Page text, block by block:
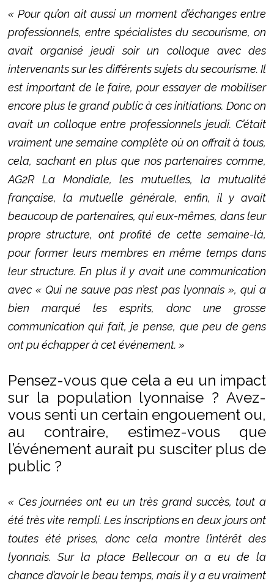
« Pour qu’on ait aussi un moment d’échanges entre
professionnels, entre spécialistes du secourisme, on
avait organisé jeudi soir un colloque avec des
intervenants sur les différents sujets du secourisme. Il
est important de le faire, pour essayer de mobiliser
encore plus le grand public à ces initiations. Donc on
avait un colloque entre professionnels jeudi. C’était
vraiment une semaine complète où on offrait à tous,
cela, sachant en plus que nos partenaires comme,
AG2R La Mondiale, les mutuelles, la mutualité
française, la mutuelle générale, enfin, il y avait
beaucoup de partenaires, qui eux-mêmes, dans leur
propre structure, ont profité de cette semaine-là,
pour former leurs membres en même temps dans
leur structure. En plus il y avait une communication
avec « Qui ne sauve pas n’est pas lyonnais », qui a
bien marqué les esprits, donc une grosse
communication qui fait, je pense, que peu de gens
ont pu échapper à cet événement. »
Pensez-vous que cela a eu un impact
sur la population lyonnaise ? Avez-
vous senti un certain engouement ou,
au contraire, estimez-vous que
l’événement aurait pu susciter plus de
public ?
« Ces journées ont eu un très grand succès, tout a
été très vite rempli. Les inscriptions en deux jours ont
toutes été prises, donc cela montre l’intérêt des
lyonnais. Sur la place Bellecour on a eu de la
chance d’avoir le beau temps, mais il y a eu vraiment